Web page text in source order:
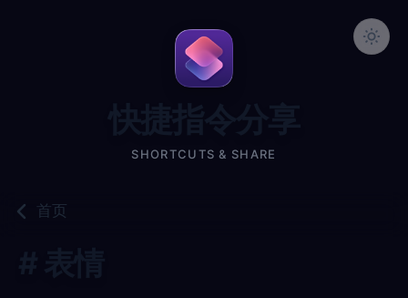
SHORTCUTS & SHARE
首页